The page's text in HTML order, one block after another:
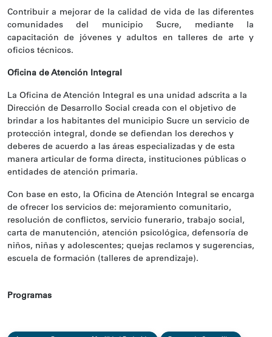
Contribuir a mejorar de la calidad de vida de las diferentes
comunidades del municipio Sucre, mediante la
capacitación de jóvenes y adultos en talleres de arte y
oficios técnicos.
Oficina de Atención Integral
La Oficina de Atención Integral es una unidad adscrita a la
Dirección de Desarrollo Social creada con el objetivo de
brindar a los habitantes del municipio Sucre un servicio de
protección integral, donde se defiendan los derechos y
deberes de acuerdo a las áreas especializadas y de esta
manera articular de forma directa, instituciones públicas o
entidades de atención primaria.
Con base en esto, la Oficina de Atención Integral se encarga
de ofrecer los servicios de: mejoramiento comunitario,
resolución de conflictos, servicio funerario, trabajo social,
carta de manutención, atención psicológica, defensoría de
niños, niñas y adolescentes; quejas reclamos y sugerencias,
escuela de formación (talleres de aprendizaje).
Programas